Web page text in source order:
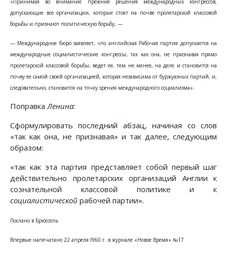
«Принимая во внимание прежние решения международных конгрессов,
допускающие все организации, которые стоят на почве пролетарской классовой
борьбы и признают политическую борьбу, —
— Международное бюро заявляет, что английская Рабочая партия допускается на
международные социалистические конгрессы, так как она, не признавая прямо
пролетарской классовой борьбы, ведет ее, тем не менее, на деле и становится на
почву ее самой своей организацией, которая независима от буржуазных партий, и,
следовательно, становится на точку зрения международного социализма».
ПоправкаЛенина:
Сформулировать последний абзац, начиная со слов
«так как она, не признавая» и так далее, следующим
образом:
«так как эта партия представляет собой первый шаг
действительно пролетарских организаций Англии к
сознательной классовой политике и к
социалистической рабочей партии».
Послано в Брюссель
Впервые напечатано 22 апреля I960 г. в журнале «Новое Время» №17